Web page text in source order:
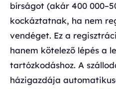
bírságot (akár 400
kockáztatnak, ha nem
vendéget. Ez a
hanem kötelező lépés a
tartózkodáshoz. A
házigazdája